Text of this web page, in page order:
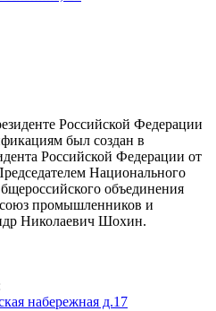
Российской Федерации
был создан в
Российской Федерации от
Национального
объединения
союз промышленников и
Николаевич Шохин.
набережная д.17